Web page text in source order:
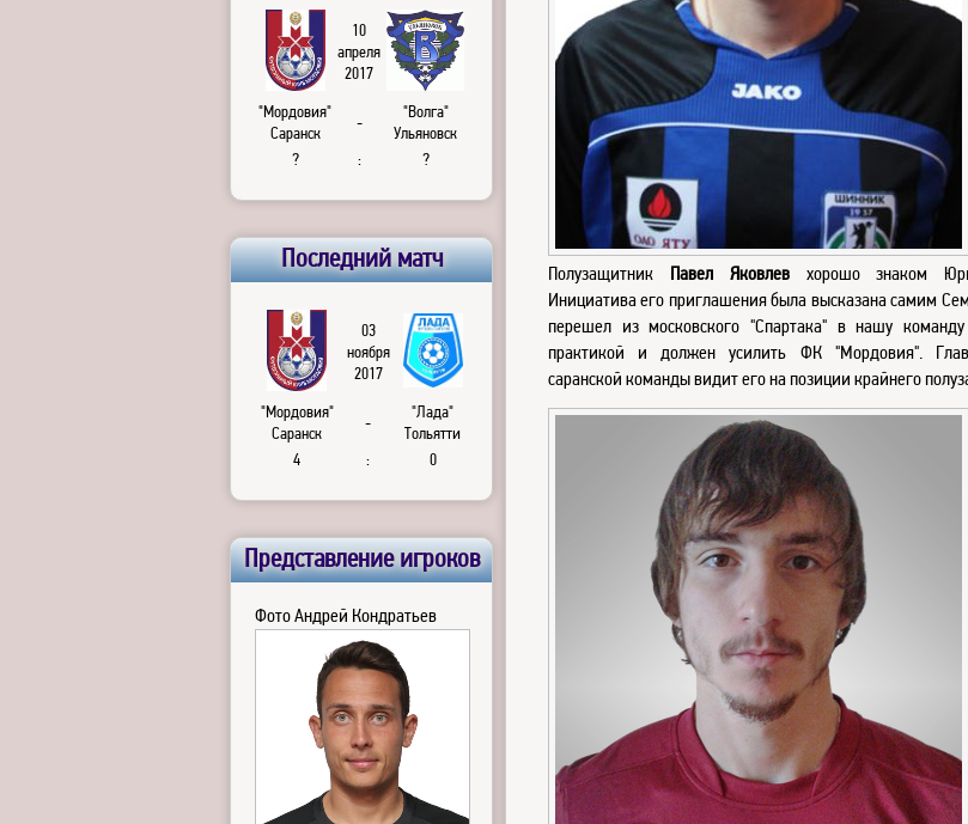
Полузащитник Павел Яковлевхорошо знаком
Инициатива его приглашения была высказана самим
перешел из московского "Спартака" в нашу
практикой и должен усилить ФК "Мордовия".
саранской команды видит его на позиции крайнего
10
апреля
2017
"Мордовия"
Саранск
-
"Волга"
Ульяновск
?
: ?
Последний матч
03
ноября
2017
"Мордовия"
Саранск
-
"Лада"
Тольятти
4
: 0
Представление игроков
Фото Андрей Кондратьев